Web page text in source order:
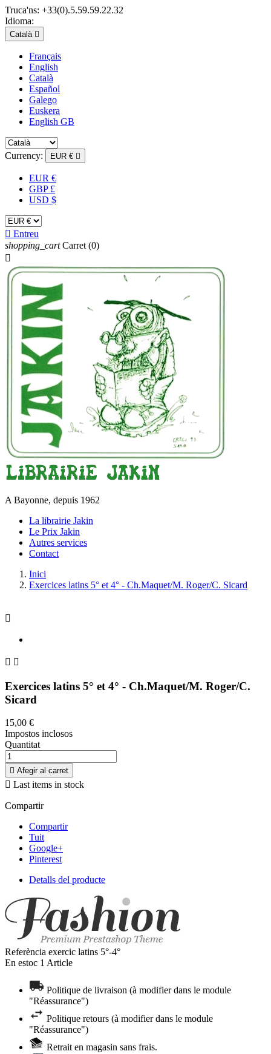
Truca'ns: +33(0).5.59.59.22.32
Idioma:
Català 
Français
English
Català
Español
Galego
Euskera
English GB
Currency: EUR € 
EUR €
GBP £
USD $
 Entreu
shopping_cart Carret (0)

A Bayonne, depuis 1962
La librairie Jakin
Le Prix Jakin
Autres services
Contact
Inici
Exercices latins 5° et 4° - Ch.Maquet/M. Roger/C. Sicard

 
Exercices latins 5° et 4° - Ch.Maquet/M. Roger/C.
Sicard
15,00 €
Impostos inclosos
Quantitat
 Afegir al carret
 Last items in stock
Compartir
Compartir
Tuit
Google+
Pinterest
Detalls del producte
Referència exercic latins 5°-4°
En estoc 1 Article
Politique de livraison (à modifier dans le module
"Réassurance")
Politique retours (à modifier dans le module
"Réassurance")
Retrait en magasin sans frais.